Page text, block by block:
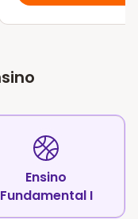
Ensino
Fundamental I